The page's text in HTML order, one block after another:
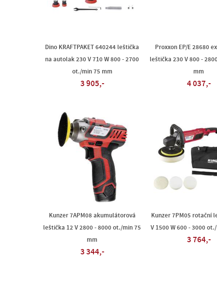
Dino KRAFTPAKET 640244 leštička
na autolak 230 V 710 W 800 - 2700
ot./min 75 mm
3 905,-
Proxxon EP/E 28680
leštička 230 V 800 -
mm
4 037,-
Kunzer 7APM08 akumulátorová
leštička 12 V 2800 - 8000 ot./min 75
mm
3 344,-
Kunzer 7PM05 rotační
V 1500 W 600 - 3000
3 764,-